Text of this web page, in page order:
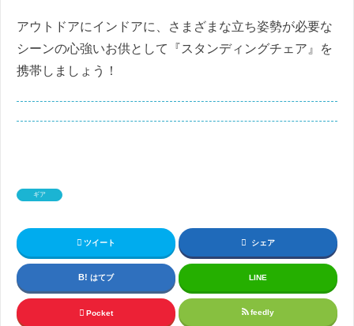
アウトドアにインドアに、さまざまな立ち姿勢が必要な
シーンの心強いお供として『スタンディングチェア』を
携帯しましょう！
ギア
ツイート シェア
はてブ LINE
Pocket feedly